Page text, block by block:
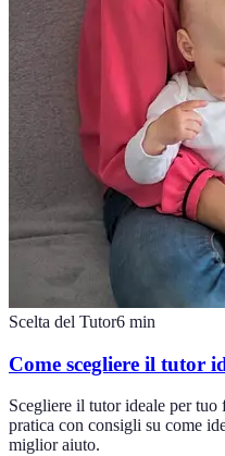
Scelta del Tutor6 min
Come scegliere il tutor
Scegliere il tutor ideale per
pratica con consigli su come
miglior aiuto.